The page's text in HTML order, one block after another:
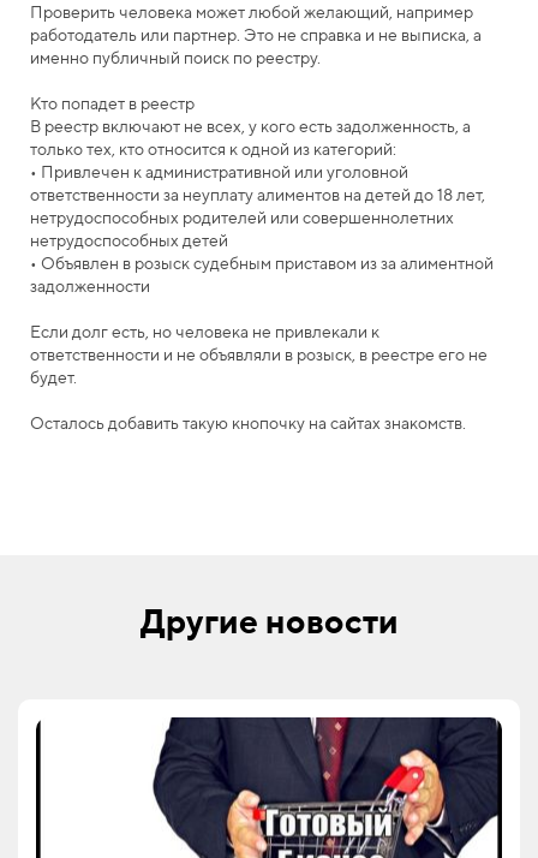
Проверить человека может любой желающий, например
работодатель или партнер. Это не справка и не выписка, а
именно публичный поиск по реестру.
Кто попадет в реестр
В реестр включают не всех, у кого есть задолженность, а
только тех, кто относится к одной из категорий:
• Привлечен к административной или уголовной
ответственности за неуплату алиментов на детей до 18 лет,
нетрудоспособных родителей или совершеннолетних
нетрудоспособных детей
• Объявлен в розыск судебным приставом из за алиментной
задолженности
Если долг есть, но человека не привлекали к
ответственности и не объявляли в розыск, в реестре его не
будет.
Осталось добавить такую кнопочку на сайтах знакомств.
Другие новости